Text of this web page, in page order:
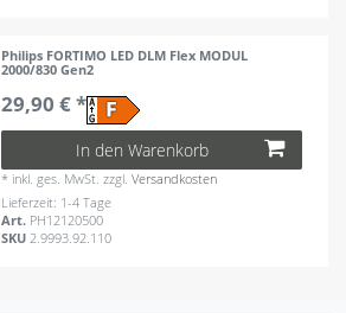
Philips FORTIMO LED DLM Flex MODUL
2000/830 Gen2
29,90 € *
In den Warenkorb
* inkl. ges. MwSt. zzgl.Versandkosten
Lieferzeit: 1-4 Tage
Art. PH12120500
SKU2.9993.92.110